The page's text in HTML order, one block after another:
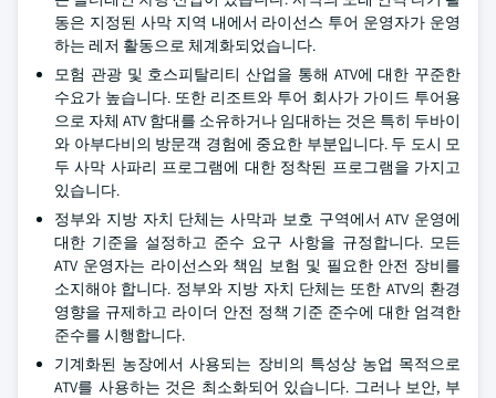
동은 지정된 사막 지역 내에서 라이선스 투어 운영자가 운영
하는 레저 활동으로 체계화되었습니다.
모험 관광 및 호스피탈리티 산업을 통해 ATV에 대한 꾸준한
수요가 높습니다. 또한 리조트와 투어 회사가 가이드 투어용
으로 자체 ATV 함대를 소유하거나 임대하는 것은 특히 두바이
와 아부다비의 방문객 경험에 중요한 부분입니다. 두 도시 모
두 사막 사파리 프로그램에 대한 정착된 프로그램을 가지고
있습니다.
정부와 지방 자치 단체는 사막과 보호 구역에서 ATV 운영에
대한 기준을 설정하고 준수 요구 사항을 규정합니다. 모든
ATV 운영자는 라이선스와 책임 보험 및 필요한 안전 장비를
소지해야 합니다. 정부와 지방 자치 단체는 또한 ATV의 환경
영향을 규제하고 라이더 안전 정책 기준 준수에 대한 엄격한
준수를 시행합니다.
기계화된 농장에서 사용되는 장비의 특성상 농업 목적으로
ATV를 사용하는 것은 최소화되어 있습니다. 그러나 보안, 부